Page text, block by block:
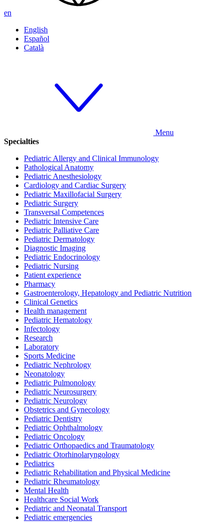
en
English
Español
Català
Menu
Specialties
Pediatric Allergy and Clinical Immunology
Pathological Anatomy
Pediatric Anesthesiology
Cardiology and Cardiac Surgery
Pediatric Maxillofacial Surgery
Pediatric Surgery
Transversal Competences
Pediatric Intensive Care
Pediatric Palliative Care
Pediatric Dermatology
Diagnostic Imaging
Pediatric Endocrinology
Pediatric Nursing
Patient experience
Pharmacy
Gastroenterology, Hepatology and Pediatric Nutrition
Clinical Genetics
Health management
Pediatric Hematology
Infectology
Research
Laboratory
Sports Medicine
Pediatric Nephrology
Neonatology
Pediatric Pulmonology
Pediatric Neurosurgery
Pediatric Neurology
Obstetrics and Gynecology
Pediatric Dentistry
Pediatric Ophthalmology
Pediatric Oncology
Pediatric Orthopaedics and Traumatology
Pediatric Otorhinolaryngology
Pediatrics
Pediatric Rehabilitation and Physical Medicine
Pediatric Rheumatology
Mental Health
Healthcare Social Work
Pediatric and Neonatal Transport
Pediatric emergencies